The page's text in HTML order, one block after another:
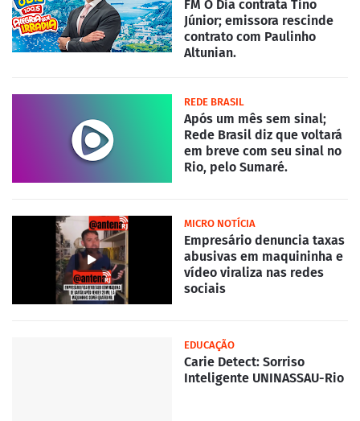
FM O Dia contrata Tino
Júnior; emissora rescinde
contrato com Paulinho
Altunian.
REDE BRASIL
Após um mês sem sinal;
Rede Brasil diz que voltará
em breve com seu sinal no
Rio, pelo Sumaré.
MICRO NOTÍCIA
Empresário denuncia taxas
abusivas em maquininha e
vídeo viraliza nas redes
sociais
EDUCAÇÃO
Carie Detect: Sorriso
Inteligente UNINASSAU-Rio